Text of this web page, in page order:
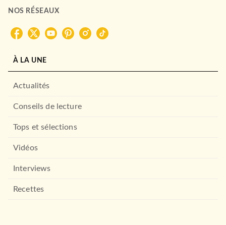
NOS RÉSEAUX
À LA UNE
Actualités
Conseils de lecture
Tops et sélections
Vidéos
Interviews
Recettes